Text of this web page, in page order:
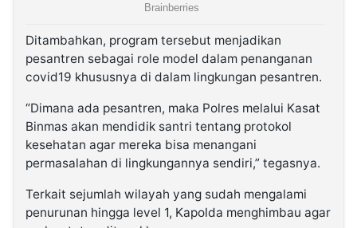
Ditambahkan, program tersebut menjadikan
pesantren sebagai role model dalam penanganan
covid19 khususnya di dalam lingkungan pesantren.
“Dimana ada pesantren, maka Polres melalui Kasat
Binmas akan mendidik santri tentang protokol
kesehatan agar mereka bisa menangani
permasalahan di lingkungannya sendiri,” tegasnya.
Terkait sejumlah wilayah yang sudah mengalami
penurunan hingga level 1, Kapolda menghimbau agar